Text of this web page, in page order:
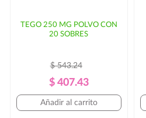
TEGO 250 MG POLVO CON
20 SOBRES
Precio
Regular
$ 543.24
Precio
$ 407.43
Añadir al carrito